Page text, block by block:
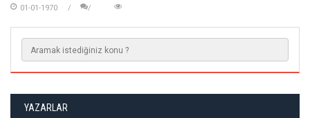
01-01-1970
YAZARLAR